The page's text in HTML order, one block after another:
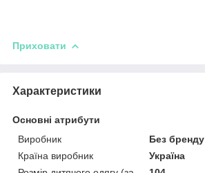
Приховати
Характеристики
Основні атрибути
Виробник
Без бренду
Країна виробник
Україна